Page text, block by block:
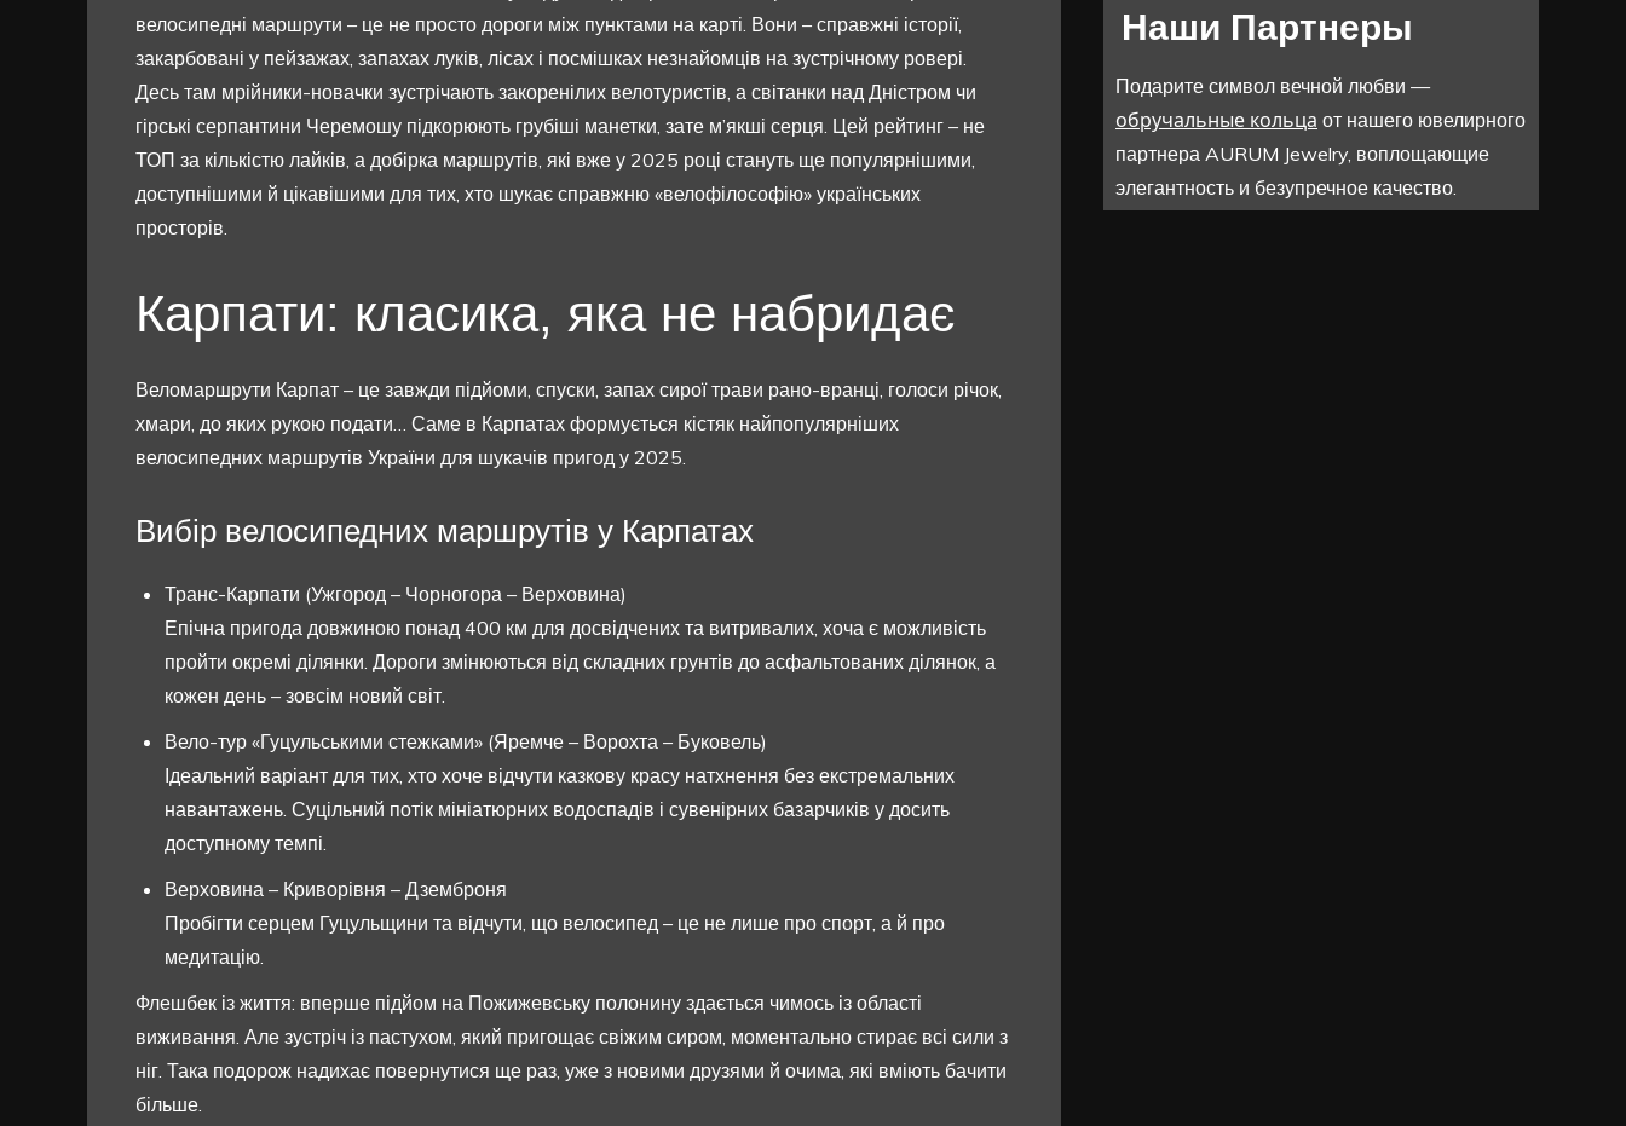
велосипедні маршрути – це не просто дороги між пунктами на карті. Вони – справжні історії,
закарбовані у пейзажах, запахах луків, лісах і посмішках незнайомців на зустрічному ровері.
Десь там мрійники-новачки зустрічають закоренілих велотуристів, а світанки над Дністром чи
гірські серпантини Черемошу підкорюють грубіші манетки, зате м’якші серця. Цей рейтинг – не
ТОП за кількістю лайків, а добірка маршрутів, які вже у 2025 році стануть ще популярнішими,
доступнішими й цікавішими для тих, хто шукає справжню «велофілософію» українських
просторів.
Карпати: класика, яка не набридає
Веломаршрути Карпат – це завжди підйоми, спуски, запах сирої трави рано-вранці, голоси річок,
хмари, до яких рукою подати… Саме в Карпатах формується кістяк найпопулярніших
велосипедних маршрутів України для шукачів пригод у 2025.
Вибір велосипедних маршрутів у Карпатах
Транс-Карпати (Ужгород – Чорногора – Верховина)
Епічна пригода довжиною понад 400 км для досвідчених та витривалих, хоча є можливість
пройти окремі ділянки. Дороги змінюються від складних грунтів до асфальтованих ділянок, а
кожен день – зовсім новий світ.
Вело-тур «Гуцульськими стежками» (Яремче – Ворохта – Буковель)
Ідеальний варіант для тих, хто хоче відчути казкову красу натхнення без екстремальних
навантажень. Суцільний потік мініатюрних водоспадів і сувенірних базарчиків у досить
доступному темпі.
Верховина – Криворівня – Дземброня
Пробігти серцем Гуцульщини та відчути, що велосипед – це не лише про спорт, а й про
медитацію.
Флешбек із життя: вперше підйом на Пожижевську полонину здається чимось із області
виживання. Але зустріч із пастухом, який пригощає свіжим сиром, моментально стирає всі сили з
ніг. Така подорож надихає повернутися ще раз, уже з новими друзями й очима, які вміють бачити
більше.
Наши Партнеры
Подарите символ вечной любви —
обручальные кольца от нашего ювелирного
партнера AURUM Jewelry, воплощающие
элегантность и безупречное качество.